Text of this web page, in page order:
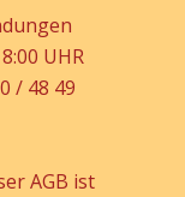
UHR
/ 48 49
AGB ist